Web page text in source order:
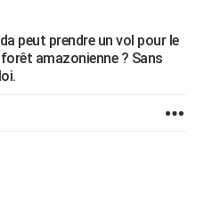
peut prendre un vol pour le
amazonienne ? Sans